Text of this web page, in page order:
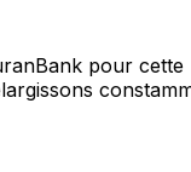
pour